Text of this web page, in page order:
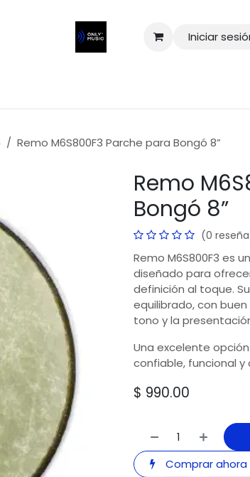
Iniciar
Remo M6S800F3 Parche para Bongó 8”
Remo
Bongó 8”
(0
Remo M6S800F3 es
diseñado para
definición al toque.
equilibrado, con
tono y la
Una excelente
confiable, funcional
$ 990.00
Comprar ahora